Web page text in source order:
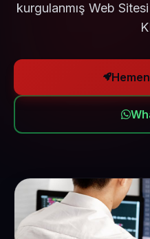
kurgulanmış Web Sitesi